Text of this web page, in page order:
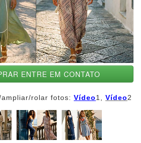
ENTRE EM CONTATO
rolar fotos: Vídeo1, Vídeo2